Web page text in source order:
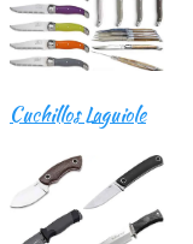
Cuchillos Laguiole